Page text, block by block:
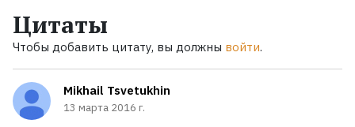
Цитаты
Чтобы добавить цитату, вы должны войти.
Mikhail Tsvetukhin
13 марта 2016 г.